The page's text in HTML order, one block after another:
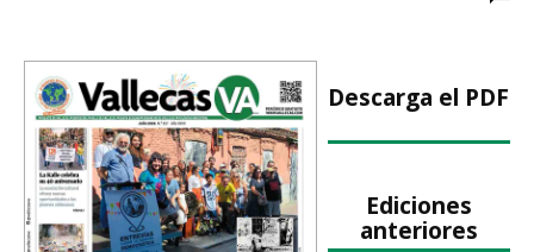
Descarga el PDF
Ediciones
anteriores